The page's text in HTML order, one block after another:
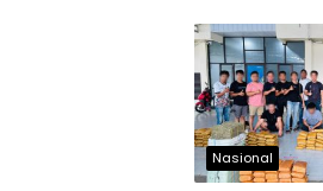
Nasional